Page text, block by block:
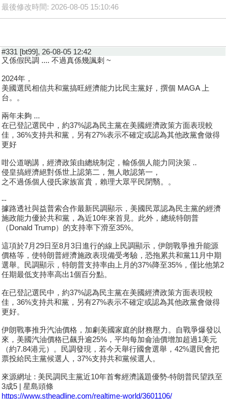
最後修改時間: 2026-08-05 15:10:46
#331 [bt99], 26-08-05 12:42
又係假民調 .... 不過真係幾諷刺 ~
2024年，
美國選民相信共和黨搞旺經濟能力比民主黨好，撰個 MAGA 上
台。。
兩年未夠 ...
在已登記選民中，約37%認為民主黨在美國經濟政策方面表現較
佳，36%支持共和黨，另有27%表示不確定或認為其他政黨會做得
更好
咁公道啲講，經濟政策由總統制定，輸係個人能力同決策 ..
侵皇搞經濟絕對係世上認第二，無人敢認第一，
之不過係個人侵氏家族富貴，賴理大眾平民閉翳。。
--
據路透社與益普索合作最新民調顯示，美國民眾認為民主黨的經濟
施政能力優於共和黨，為近10年來首見。此外，總統特朗普
（Donald Trump）的支持率下滑至35%。
這項於7月29日至8月3日進行的線上民調顯示，伊朗戰爭推升能源
價格等，使特朗普經濟施政表現備受考驗，恐拖累共和黨11月中期
選舉。民調顯示，特朗普支持率由上月的37%降至35%，僅比他第2
任期最低支持率高出1個百分點。
在已登記選民中，約37%認為民主黨在美國經濟政策方面表現較
佳，36%支持共和黨，另有27%表示不確定或認為其他政黨會做得
更好。
伊朗戰事推升汽油價格，加劇美國家庭的財務壓力。自戰爭爆發以
來，美國汽油價格已飆升逾25%，平均每加侖油價增加超過1美元
（約7.84港元）。民調發現，若今天舉行國會選舉，42%選民會把
票投給民主黨候選人，37%支持共和黨候選人。
來源網址 : 美民調民主黨近10年首奪經濟議題優勢-特朗普民望跌至
3成5 | 星島頭條
https://www.stheadline.com/realtime-world/3601106/